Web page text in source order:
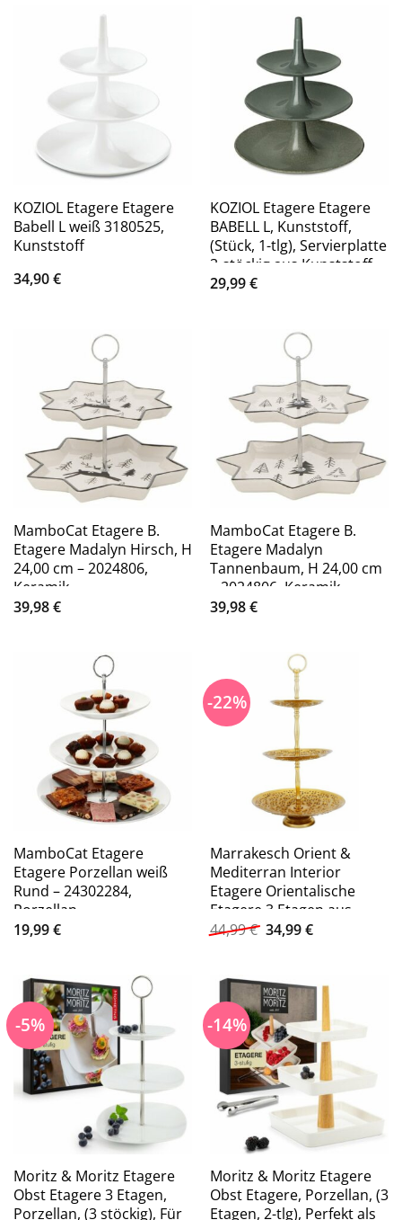
KOZIOL Etagere Etagere
Babell L weiß 3180525,
Kunststoff
34,90€
KOZIOL Etagere Etagere
BABELL L, Kunststoff,
(Stück, 1-tlg), Servierplatte
3-stöckig aus Kunststoff
29,99€
MamboCat Etagere B.
Etagere Madalyn Hirsch, H
24,00 cm – 2024806,
Keramik
39,98€
MamboCat Etagere B.
Etagere Madalyn
Tannenbaum, H 24,00 cm
– 2024806, Keramik
39,98€
MamboCat Etagere
Etagere Porzellan weiß
Rund – 24302284,
Porzellan
19,99€
-22%
Marrakesch Orient &
Mediterran Interior
Etagere Orientalische
Etagere 3 Etagen aus
Metall Aghdas 50cm Hoch,
44,99€ Ursprünglicher
Preis
34,99€Aktueller
-5%
Moritz & Moritz Etagere
Obst Etagere 3 Etagen,
Porzellan, (3 stöckig), Für
-14%
Moritz & Moritz Etagere
Obst Etagere, Porzellan, (3
Etagen, 2-tlg), Perfekt als